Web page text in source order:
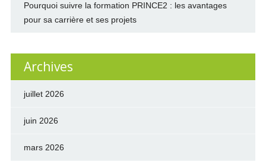
Pourquoi suivre la formation PRINCE2 : les avantages
pour sa carrière et ses projets
Archives
juillet 2026
juin 2026
mars 2026